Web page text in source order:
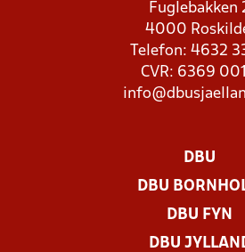
Fuglebakken
4000
Telefon: 4632
CVR: 6369
DBU
DBU
DBU FYN
DBU